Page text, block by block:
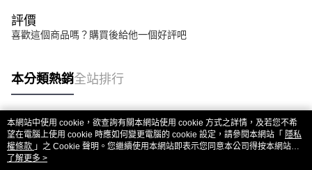
評價
喜歡這個商品嗎？購買後給他一個好評吧
本分類熱銷全站排行
熱門標籤
本網站中使用 cookie，欲查詢有關本網站使用 cookie 方式之詳情，及若您不希
望在電腦上使用 cookie 時應如何變更電腦的 cookie 設定，請參閱本網站「 隱私
權條款 」之 Cookie 聲明。您繼續使用本網站即表示您同意本公司得按本網站使
用條款之 Cookie 聲明使用 cookie。
了解更多 >